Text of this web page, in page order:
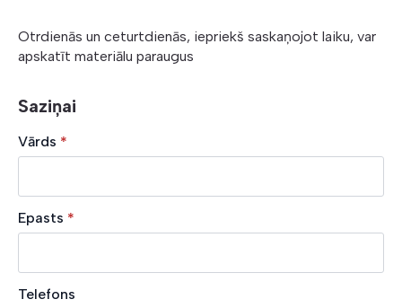
Otrdienās un ceturtdienās, iepriekš saskaņojot laiku, var
apskatīt materiālu paraugus
Saziņai
Vārds *
Epasts *
Telefons